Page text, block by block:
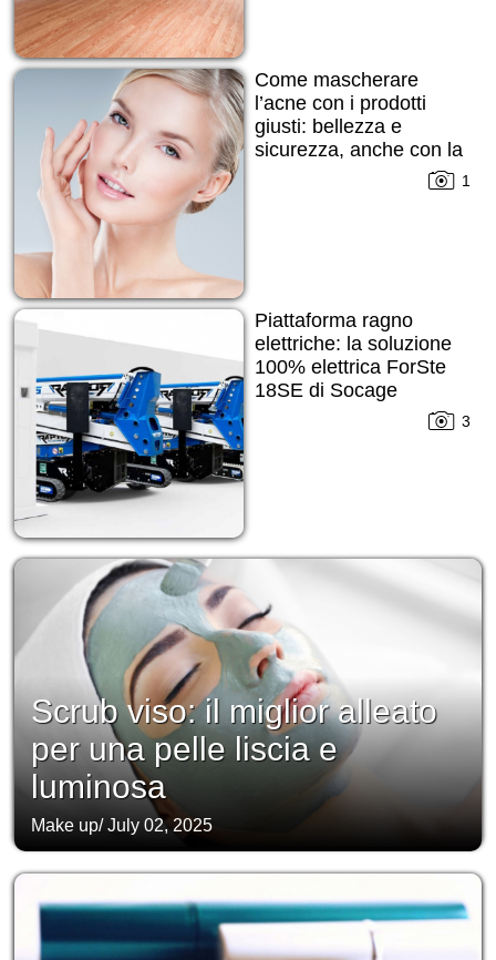
Come mascherare
l’acne con i prodotti
giusti: bellezza e
sicurezza, anche con la
1
Piattaforma ragno
elettriche: la soluzione
100% elettrica ForSte
18SE di Socage
3
Scrub viso: il miglior alleato
per una pelle liscia e
luminosa
Make up/July 02, 2025